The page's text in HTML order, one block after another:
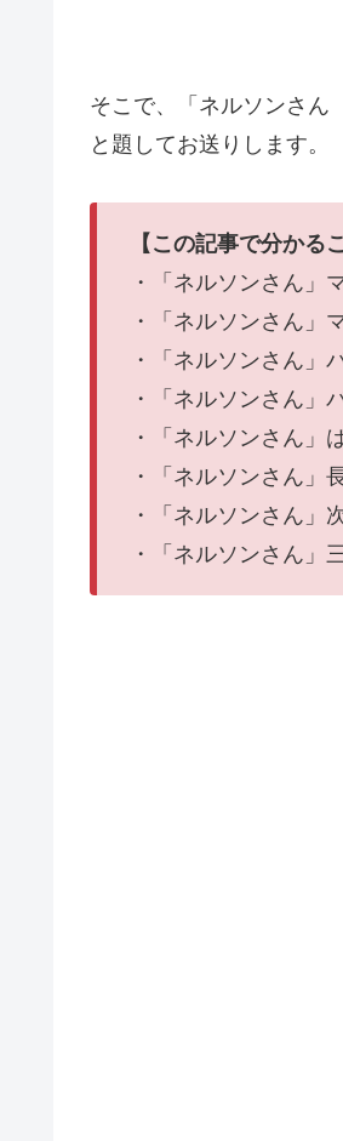
そこで、「ネルソンさん
と題してお送りします。
【この記事で分かる
・「ネルソンさん」
・「ネルソンさん」
・「ネルソンさん」
・「ネルソンさん」
・「ネルソンさん」
・「ネルソンさん」
・「ネルソンさん」
・「ネルソンさん」